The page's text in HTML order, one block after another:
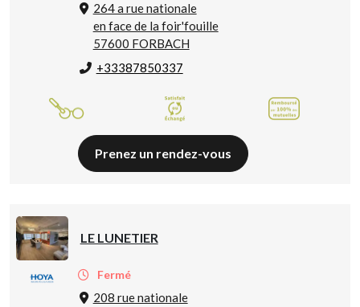
264 a rue nationale
en face de la foir'fouille
57600 FORBACH
+33387850337
Prenez un rendez-vous
LE LUNETIER
Fermé
208 rue nationale